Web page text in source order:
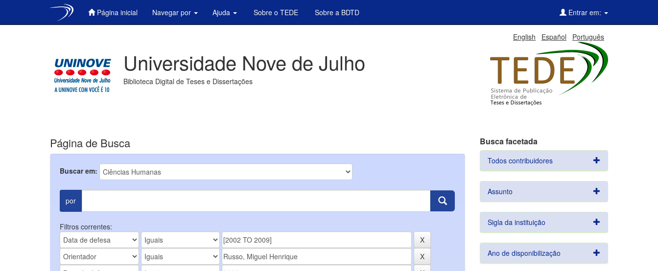
Página inicial Navegar por Ajuda Sobre o TEDE Sobre a BDTD Entrar em:
English Español Português
Universidade Nove de Julho
Biblioteca Digital de Teses e Dissertações
Página de Busca
Buscar em:
por
Filtros correntes:
Busca facetada
Todos contribuidores
Assunto
Sigla da instituição
Ano de disponibilização